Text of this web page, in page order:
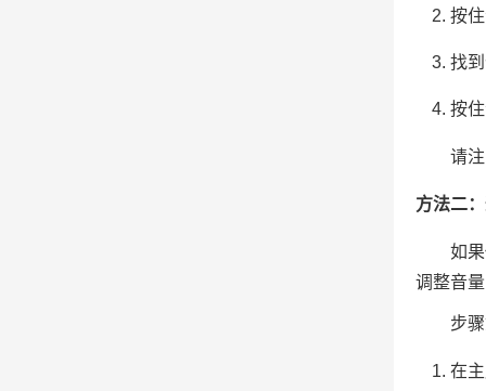
按
找
按
请
方法二
如
调整音
步
在